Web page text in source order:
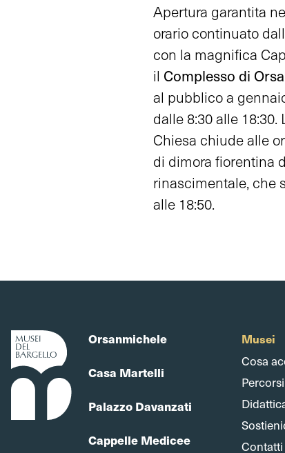
Apertura garantita
orario continuato
con la magnifica
il Complesso di
al pubblico a
dalle 8:30 alle
Chiesa chiude alle
di dimora fiorentina
rinascimentale, che
alle 18:50.
Orsanmichele
Casa Martelli
Palazzo Davanzati
Cappelle Medicee
Musei
Cosa
Contatti